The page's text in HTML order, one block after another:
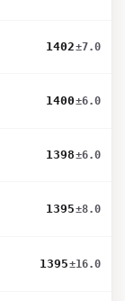
1402±7.0
1400±6.0
1398±6.0
1395±8.0
1395±16.0